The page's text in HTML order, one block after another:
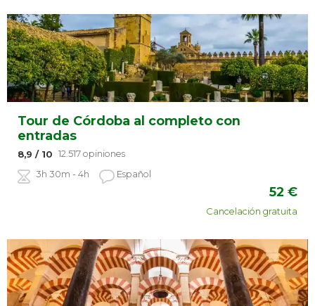
Tour de Córdoba al completo con
entradas
8,9 / 10 12.517 opiniones
3h 30m - 4h
Español
52 €
Cancelación gratuita